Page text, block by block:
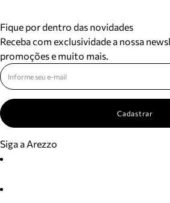
Fique por dentro das novidades
Receba com exclusividade a nossa
promoções e muito mais.
Cadastrar
Siga a Arezzo